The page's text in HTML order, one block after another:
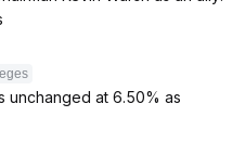
unchanged at 6.50% as